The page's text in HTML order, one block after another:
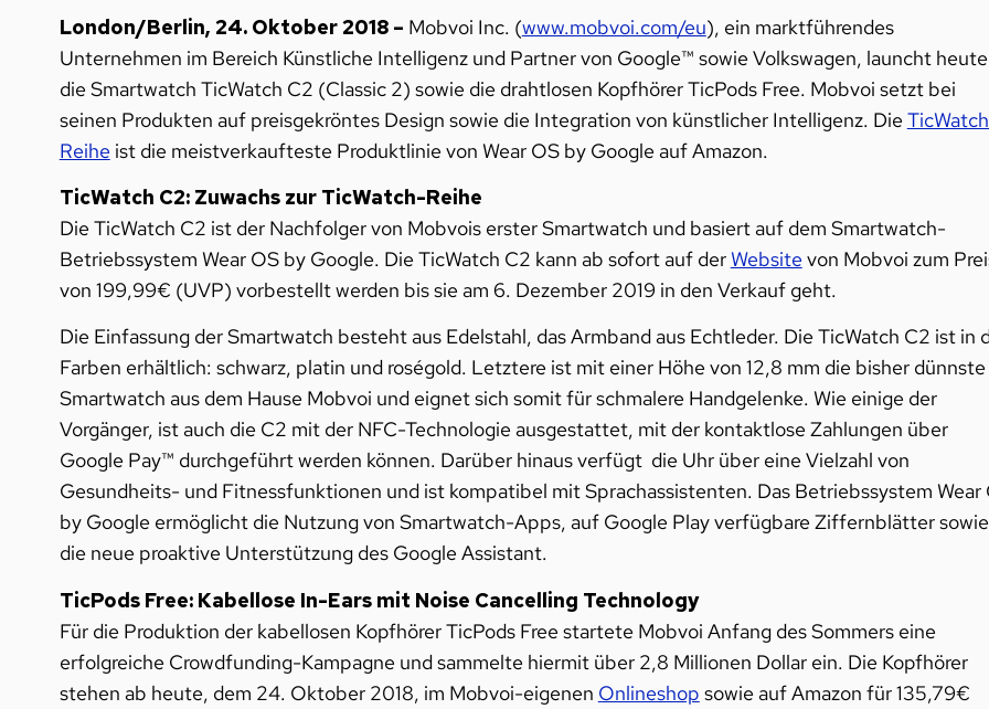
London/Berlin, 24. Oktober 2018 – Mobvoi Inc. (www.mobvoi.com/eu), ein marktführendes
Unternehmen im Bereich Künstliche Intelligenz und Partner von Google™ sowie Volkswagen, launcht heute
die Smartwatch TicWatch C2 (Classic 2) sowie die drahtlosen Kopfhörer TicPods Free. Mobvoi setzt bei
seinen Produkten auf preisgekröntes Design sowie die Integration von künstlicher Intelligenz. Die
Reiheist die meistverkaufteste Produktlinie von Wear OS by Google auf Amazon.
TicWatch C2: Zuwachs zur TicWatch-Reihe
Die TicWatch C2 ist der Nachfolger von Mobvois erster Smartwatch und basiert auf dem Smartwatch-
Betriebssystem Wear OS by Google. Die TicWatch C2 kann ab sofort auf derWebsitevon Mobvoi zum
von 199,99€ (UVP) vorbestellt werden bis sie am 6. Dezember 2019 in den Verkauf geht.
Die Einfassung der Smartwatch besteht aus Edelstahl, das Armband aus Echtleder. Die TicWatch C2 ist in
Farben erhältlich: schwarz, platin und roségold. Letztere ist mit einer Höhe von 12,8 mm die bisher dünnste
Smartwatch aus dem Hause Mobvoi und eignet sich somit für schmalere Handgelenke. Wie einige der
Vorgänger, ist auch die C2 mit der NFC-Technologie ausgestattet, mit der kontaktlose Zahlungen über
Google Pay™ durchgeführt werden können. Darüber hinaus verfügt die Uhr über eine Vielzahl von
Gesundheits- und Fitnessfunktionen und ist kompatibel mit Sprachassistenten. Das Betriebssystem Wear
by Google ermöglicht die Nutzung von Smartwatch-Apps, auf Google Play verfügbare Ziffernblätter sowie
die neue proaktive Unterstützung des Google Assistant.
TicPods Free: Kabellose In-Ears mit Noise Cancelling Technology
Für die Produktion der kabellosen Kopfhörer TicPods Free startete Mobvoi Anfang des Sommers eine
erfolgreiche Crowdfunding-Kampagne und sammelte hiermit über 2,8 Millionen Dollar ein. Die Kopfhörer
stehen ab heute, dem 24. Oktober 2018, im Mobvoi-eigenen Onlineshop sowie auf Amazon für 135,79€